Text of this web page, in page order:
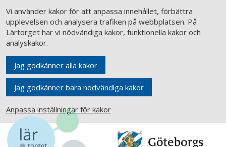
Vi använder kakor för att anpassa innehållet, förbättra
upplevelsen och analysera trafiken på webbplatsen. På
Lärtorget har vi nödvändiga kakor, funktionella kakor och
analyskakor.
Jag godkänner alla kakor
Jag godkänner bara nödvändiga kakor
Anpassa inställningar för kakor